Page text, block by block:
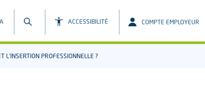
ACCESSIBILITÉ COMPTE EMPLOYEUR
L’INSERTION PROFESSIONNELLE ?